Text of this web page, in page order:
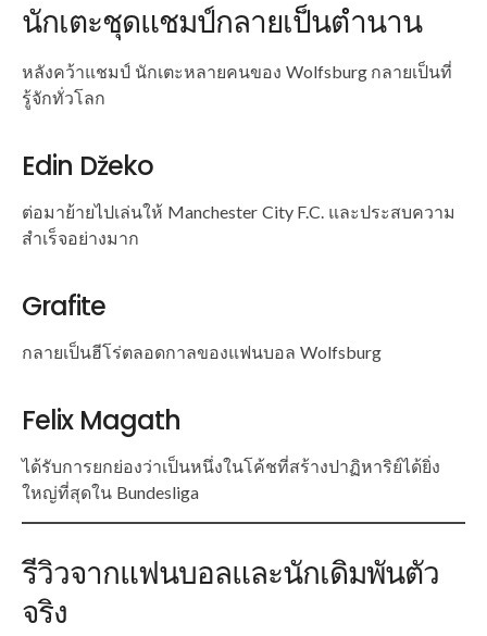
นักเตะชุดแชมป์กลายเป็นตำนาน
หลังคว้าแชมป์ นักเตะหลายคนของ Wolfsburg กลายเป็นที่
รู้จักทั่วโลก
Edin Džeko
ต่อมาย้ายไปเล่นให้ Manchester City F.C. และประสบความ
สำเร็จอย่างมาก
Grafite
กลายเป็นฮีโร่ตลอดกาลของแฟนบอล Wolfsburg
Felix Magath
ได้รับการยกย่องว่าเป็นหนึ่งในโค้ชที่สร้างปาฏิหาริย์ได้ยิ่ง
ใหญ่ที่สุดใน Bundesliga
รีวิวจากแฟนบอลและนักเดิมพันตัว
จริง